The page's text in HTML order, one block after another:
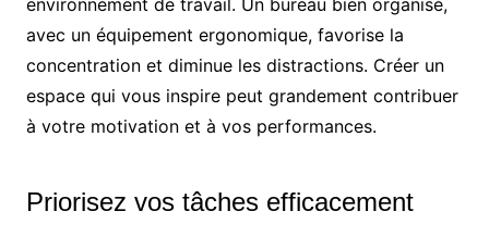
avec un équipement ergonomique, favorise la
concentration et diminue les distractions. Créer un
espace qui vous inspire peut grandement contribuer
à votre motivation et à vos performances.
Priorisez vos tâches efficacement